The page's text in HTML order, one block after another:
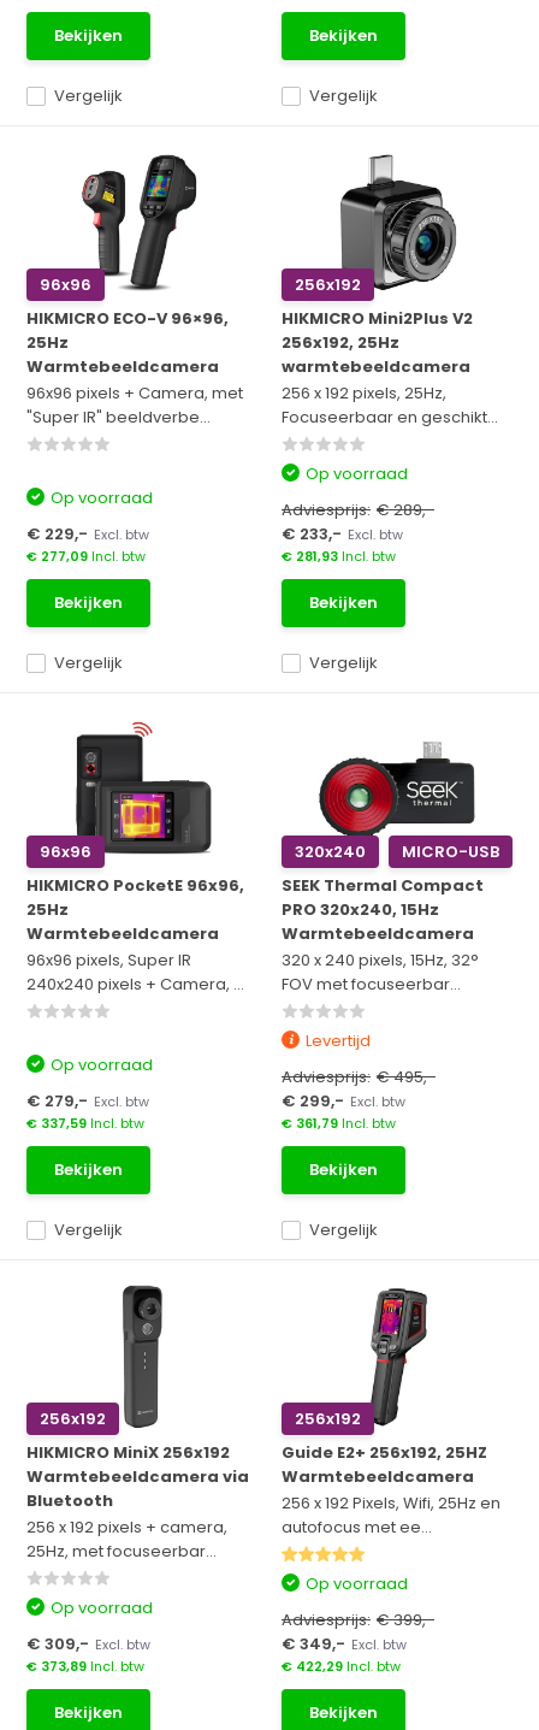
Vergelijk
Bekijken
Vergelijk
Bekijken
96x96
HIKMICRO ECO-V 96×96,
25Hz
Warmtebeeldcamera
96x96 pixels + Camera, met
"Super IR" beeldverbe...
Vergelijk
Op voorraad
€ 229,- Excl. btw
€ 277,09Incl. btw
Bekijken
256x192
HIKMICRO Mini2Plus V2
256x192, 25Hz
warmtebeeldcamera
256 x 192 pixels, 25Hz,
Focuseerbaar en geschikt...
Vergelijk
Op voorraad
Adviesprijs: € 289,-
€ 233,- Excl. btw
€ 281,93Incl. btw
Bekijken
96x96
HIKMICRO PocketE 96x96,
25Hz
Warmtebeeldcamera
96x96 pixels, Super IR
240x240 pixels + Camera, ...
Vergelijk
Op voorraad
€ 279,- Excl. btw
€ 337,59Incl. btw
Bekijken
320x240
MICRO-USB
SEEK Thermal Compact
PRO 320x240, 15Hz
Warmtebeeldcamera
320 x 240 pixels, 15Hz, 32°
FOV met focuseerbar...
Vergelijk
Levertijd
Adviesprijs: € 495,-
€ 299,- Excl. btw
€ 361,79Incl. btw
Bekijken
256x192
HIKMICRO MiniX 256x192
Warmtebeeldcamera via
Bluetooth
256 x 192 pixels + camera,
25Hz, met focuseerbar...
Op voorraad
€ 309,- Excl. btw
€ 373,89Incl. btw
Bekijken
256x192
Guide E2+ 256x192, 25HZ
Warmtebeeldcamera
256 x 192 Pixels, Wifi, 25Hz en
autofocus met ee...
Op voorraad
Adviesprijs: € 399,-
€ 349,- Excl. btw
€ 422,29Incl. btw
Bekijken